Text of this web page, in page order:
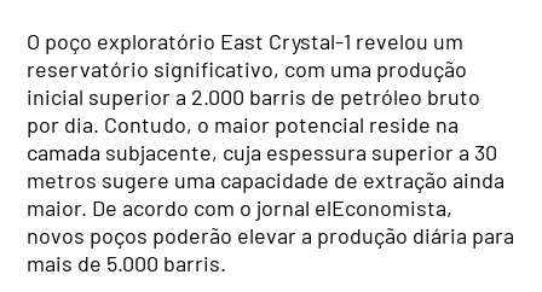
O poço exploratório East Crystal-1 revelou um
reservatório significativo, com uma produção
inicial superior a 2.000 barris de petróleo bruto
por dia. Contudo, o maior potencial reside na
camada subjacente, cuja espessura superior a 30
metros sugere uma capacidade de extração ainda
maior. De acordo com o jornal elEconomista,
novos poços poderão elevar a produção diária para
mais de 5.000 barris.